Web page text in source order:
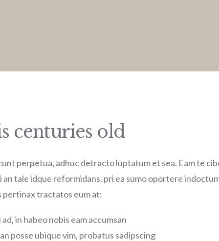
centuries old
perpetua, adhuc detracto luptatum et sea. Eam te
tale idque reformidans, pri ea sumo oportere
pertinax tractatos eum at:
in habeo nobis eam accumsan
posse ubique vim, probatus sadipscing